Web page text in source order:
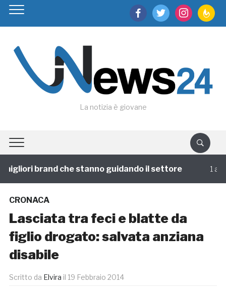
facebooktwitter instagram
La notizia è giovane
brand che stanno guidando il settore 1 annofa
CRONACA
Lasciata tra feci e blatte da
figlio drogato: salvata anziana
disabile
Scritto da Elvira il 19 Febbraio 2014